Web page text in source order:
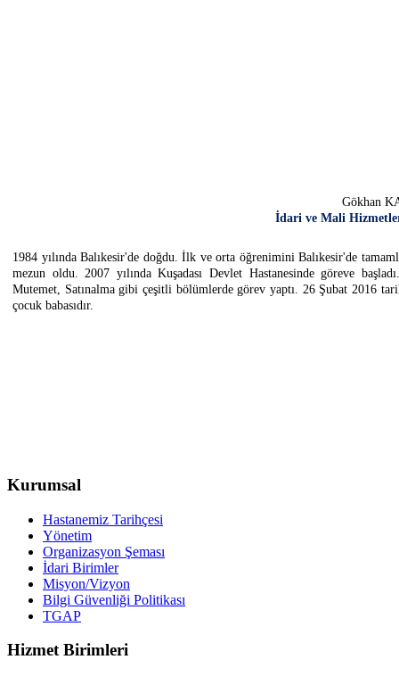
Gökhan
İdari ve Mali
1984 yılında Balıkesir'de doğdu. İlk ve orta öğrenimini Balıkesir'de
mezun oldu. 2007 yılında Kuşadası Devlet Hastanesinde göreve
Mutemet, Satınalma gibi çeşitli bölümlerde görev yaptı. 26 Şubat 2016
çocuk babasıdır.
Kurumsal
Hastanemiz Tarihçesi
Yönetim
Organizasyon Şeması
İdari Birimler
Misyon/Vizyon
Bilgi Güvenliği Politikası
TGAP
Hizmet Birimleri